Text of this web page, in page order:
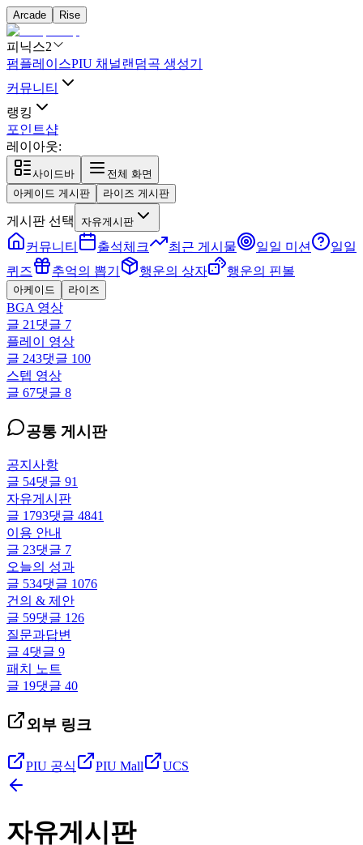
Arcade Rise
피닉스2
펌플레이스PIU 채널랜덤곡 생성기
커뮤니티
랭킹
포인트샵
레이아웃:
사이드바
전체 화면
아케이드 게시판
라이즈 게시판
게시판 선택 자유게시판
커뮤니티 출석체크 최근 게시물 일일 미션
일일
퀴즈
추억의 뽑기 행운의 상자 행운의 핀볼
아케이드 라이즈
BGA 영상
글 21 댓글 7
플레이 영상
글 243댓글 100
스텝 영상
글 67댓글 8
공통 게시판
공지사항
글 54댓글 91
자유게시판
글 1793댓글 4841
이용 안내
글 23댓글 7
오늘의 성과
글 534댓글 1076
건의 & 제안
글 59댓글 126
질문과답변
글 4댓글 9
패치 노트
글 19댓글 40
외부 링크
PIU 공식 PIU Mall UCS
자유게시판